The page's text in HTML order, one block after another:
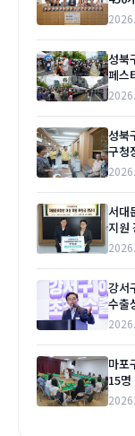
성북
페스
성북
구청
서대
지원
강서
수출
마포
15명